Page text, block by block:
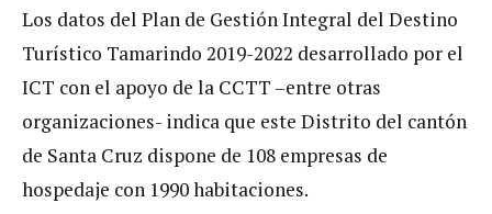
Los datos del Plan de Gestión Integral del Destino
Turístico Tamarindo 2019-2022 desarrollado por el
ICT con el apoyo de la CCTT –entre otras
organizaciones- indica que este Distrito del cantón
de Santa Cruz dispone de 108 empresas de
hospedaje con 1990 habitaciones.